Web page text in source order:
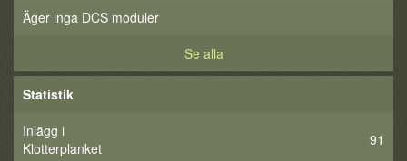
Äger inga DCS moduler
Se alla
Statistik
Inlägg i
Klotterplanket
91